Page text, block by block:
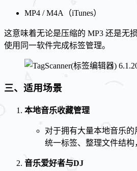
MP4 / M4A（iTunes）
这意味着无论是压缩的 MP3 还是无
使用同一软件完成标签管理。
三、适用场景
本地音乐收藏管理
对于拥有大量本地音乐的
统一标签、整理文件结构
音乐爱好者与DJ